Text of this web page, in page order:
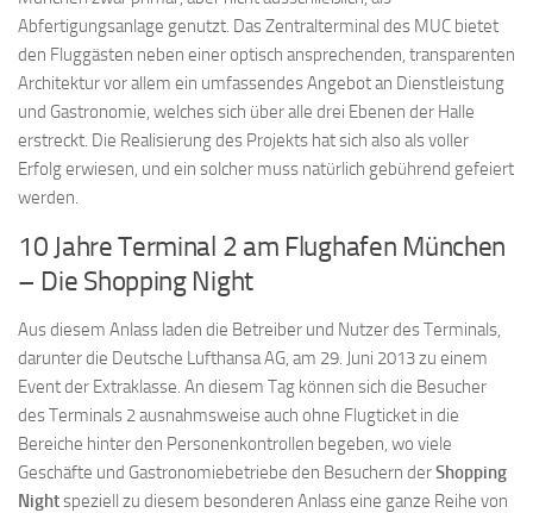
Abfertigungsanlage genutzt. Das Zentralterminal des MUC bietet
den Fluggästen neben einer optisch ansprechenden, transparenten
Architektur vor allem ein umfassendes Angebot an Dienstleistung
und Gastronomie, welches sich über alle drei Ebenen der Halle
erstreckt. Die Realisierung des Projekts hat sich also als voller
Erfolg erwiesen, und ein solcher muss natürlich gebührend gefeiert
werden.
10 Jahre Terminal 2 am Flughafen München
– Die Shopping Night
Aus diesem Anlass laden die Betreiber und Nutzer des Terminals,
darunter die Deutsche Lufthansa AG, am 29. Juni 2013 zu einem
Event der Extraklasse. An diesem Tag können sich die Besucher
des Terminals 2 ausnahmsweise auch ohne Flugticket in die
Bereiche hinter den Personenkontrollen begeben, wo viele
Geschäfte und Gastronomiebetriebe den Besuchern derShopping
Nightspeziell zu diesem besonderen Anlass eine ganze Reihe von